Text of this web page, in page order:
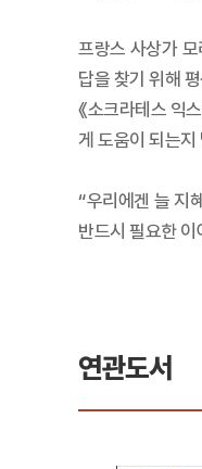
프랑스 사상가
답을 찾기 위해
《소크라테스 익
게 도움이 되는지
“우리에겐 늘 지
반드시 필요한 이
연관도서